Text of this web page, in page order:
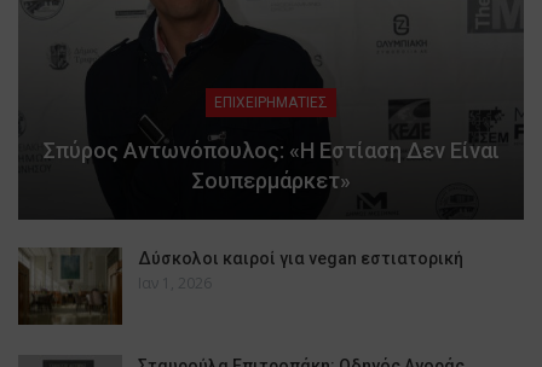
ΕΠΙΧΕΙΡΗΜΑΤΙΕΣ
Σπύρος Αντωνόπουλος: «Η Εστίαση Δεν Είναι
Σουπερμάρκετ»
Δύσκολοι καιροί για vegan εστιατορική
Ιαν 1, 2026